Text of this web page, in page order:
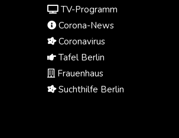
TV-Programm
Corona-News
Coronavirus
Tafel Berlin
Frauenhaus
Suchthilfe Berlin